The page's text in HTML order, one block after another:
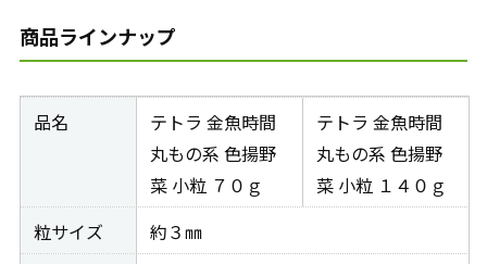
商品ラインナップ
品名
テトラ 金魚時間
丸もの系 色揚野
菜 小粒 ７０ｇ
テトラ 金魚時間
丸もの系 色揚野
菜 小粒 １４０ｇ
粒サイズ
約３㎜